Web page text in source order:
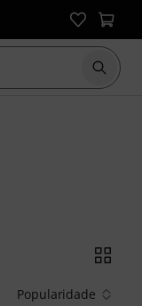
Iniciar
Popularidade